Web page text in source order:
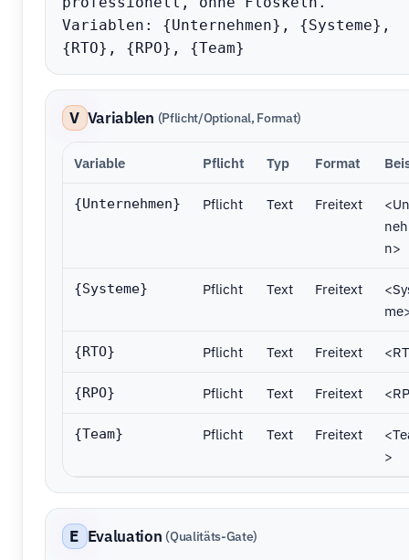
Variablen: {Unternehmen}, {Systeme},
{RTO}, {RPO}, {Team}
V Variablen (Pflicht/Optional, Format)
Variable Pflicht Typ Format
{Unternehmen} Pflicht Text Freitext
n>
{Systeme} Pflicht Text Freitext
{RTO} Pflicht Text Freitext
{RPO} Pflicht Text Freitext
{Team} Pflicht Text Freitext
>
E Evaluation (Qualitäts-Gate)